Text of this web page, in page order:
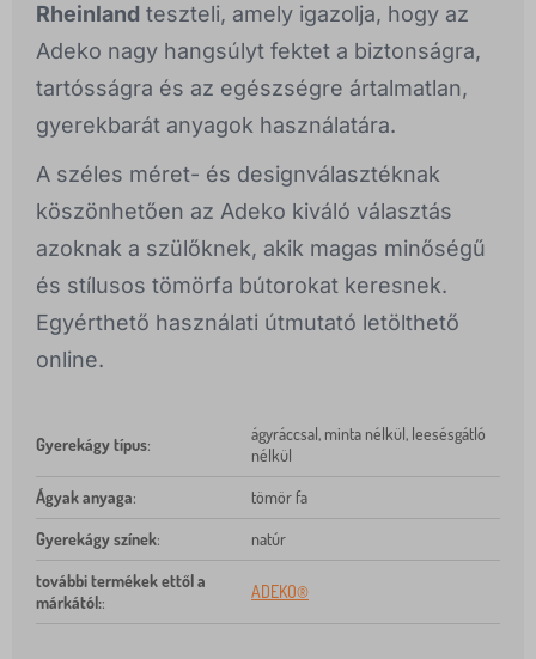
Rheinland teszteli, amely igazolja, hogy az
Adeko nagy hangsúlyt fektet a biztonságra,
tartósságra és az egészségre ártalmatlan,
gyerekbarát anyagok használatára.
A széles méret- és designválasztéknak
köszönhetően az Adeko kiváló választás
azoknak a szülőknek, akik magas minőségű
és stílusos tömörfa bútorokat keresnek.
Egyérthető használati útmutató letölthető
online.
Gyerekágy típus:
ágyráccsal, minta nélkül, leesésgátló
nélkül
Ágyak anyaga: tömör fa
Gyerekágy színek: natúr
további termékek ettől a
márkától::
ADEKO®